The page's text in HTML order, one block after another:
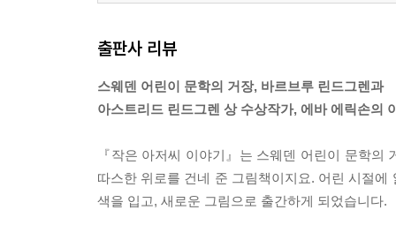
출판사 리뷰
스웨덴 어린이 문학의 거장, 바르브루 린드그렌과
아스트리드 린드그렌 상 수상작가, 에바 에릭손의
『작은 아저씨 이야기』는 스웨덴 어린이 문학
따스한 위로를 건네 준 그림책이지요. 어린 시절
색을 입고, 새로운 그림으로 출간하게 되었습니다.